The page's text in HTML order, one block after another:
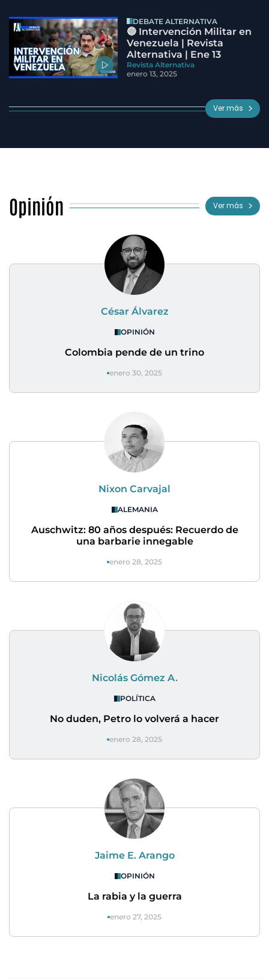
DEBATE ALTERNATIVA
🔵 Intervención Militar en
Venezuela | Revista
Alternativa | Ene 13
Revista Alternativa
enero 13, 2025
Ver más
Opinión Ver más
César Álvarez
OPINIÓN
Colombia pende de un trino
enero 30, 2025
Nixon Carvajal
ALEMANIA
Auschwitz: 80 años después: Recuerdo de
una barbarie innegable
enero 28, 2025
Nicolás Gómez A.
POLÍTICA
No duden, Petro lo volverá a hacer
enero 28, 2025
Jaime E. Arango
OPINIÓN
La rabia y la guerra
enero 27, 2025